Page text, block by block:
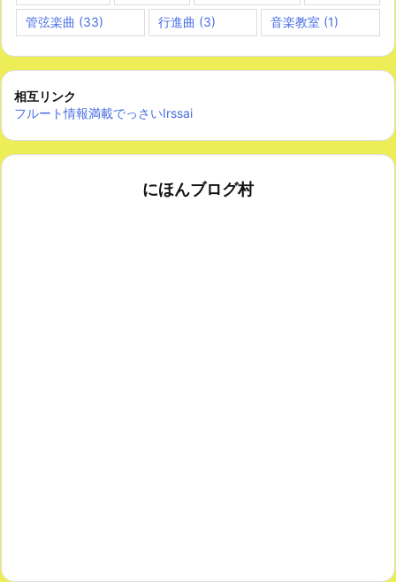
管弦楽曲 (33) 行進曲 (3) 音楽教室 (1)
相互リンク
フルート情報満載でっさいIrssai
にほんブログ村